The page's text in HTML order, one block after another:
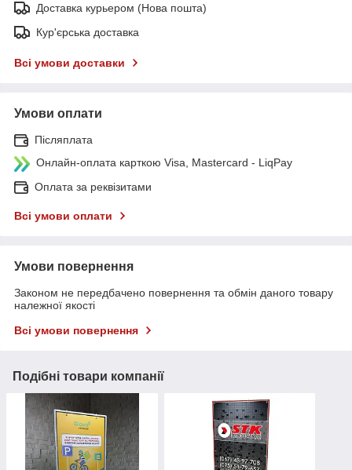
Доставка курьером (Нова пошта)
Кур'єрська доставка
Всі умови доставки
Умови оплати
Післяплата
Онлайн-оплата карткою Visa, Mastercard - LiqPay
Оплата за реквізитами
Всі умови оплати
Умови повернення
Законом не передбачено повернення та обмін даного товару
належної якості
Всі умови повернення
Подібні товари компанії